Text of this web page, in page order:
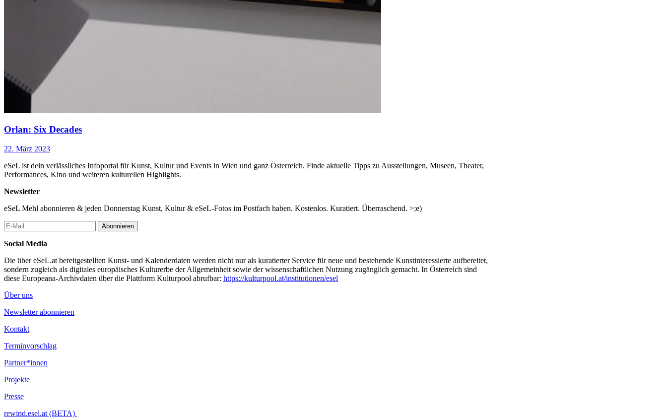
Orlan: Six Decades
22. März 2023
eSeL ist dein verlässliches Infoportal für Kunst, Kultur und Events in Wien und ganz Österreich. Finde aktuelle Tipps zu Ausstellungen, Museen, Theater,
Performances, Kino und weiteren kulturellen Highlights.
Newsletter
eSeL Mehl abonnieren & jeden Donnerstag Kunst, Kultur & eSeL-Fotos im Postfach haben. Kostenlos. Kuratiert. Überraschend. >;e)
Abonnieren
Social Media
Die über eSeL.at bereitgestellten Kunst- und Kalenderdaten werden nicht nur als kuratierter Service für neue und bestehende Kunstinteressierte aufbereitet,
sondern zugleich als digitales europäisches Kulturerbe der Allgemeinheit sowie der wissenschaftlichen Nutzung zugänglich gemacht. In Österreich sind
diese Europeana-Archivdaten über die Plattform Kulturpool abrufbar: https://kulturpool.at/institutionen/esel
Über uns
Newsletter abonnieren
Kontakt
Terminvorschlag
Partner*innen
Projekte
Presse
rewind.esel.at (BETA)